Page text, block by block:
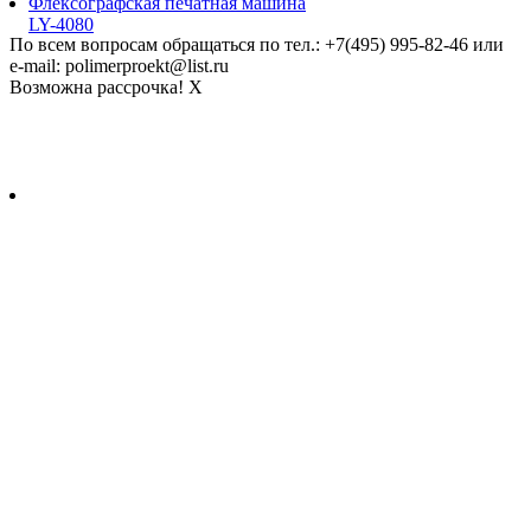
LY-4080
По всем вопросам обращаться по тел.: +7(495) 995-82-46 или
e-mail: polimerproekt@list.ru
Возможна рассрочка! X